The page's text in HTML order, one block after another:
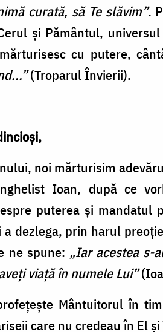
curată, să Te slăvim”.
și Pământul,
cu putere,
(Troparul Învierii).
noi mărturisim
Ioan, după ce
puterea și mandatul
dezlega, prin harul
ne spune: „Iar acestea s-
viață în numele Lui”
Mântuitorul în
care nu credeau în El